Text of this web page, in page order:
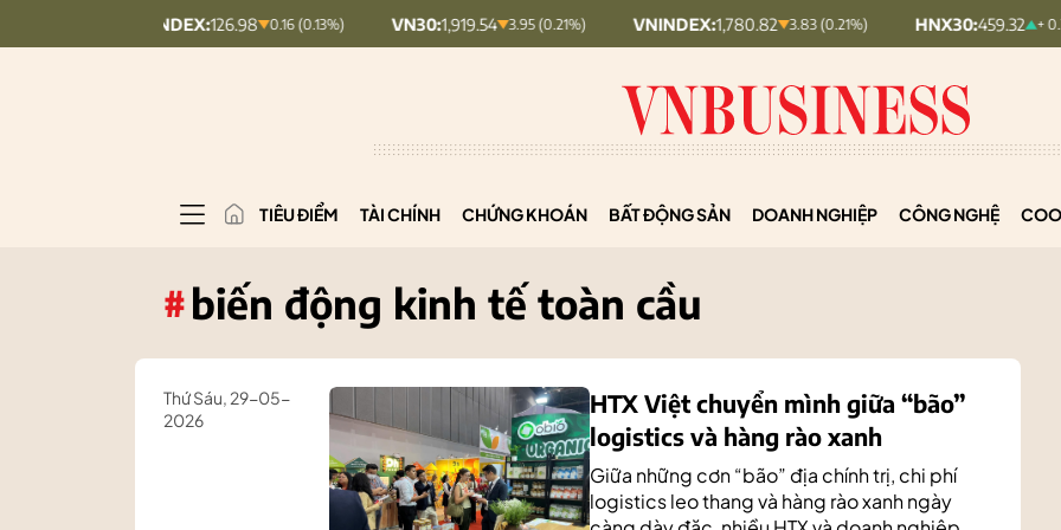
0.16 (0.13%) VN30:1,919.54 3.95 (0.21%) VNINDEX: 1,780.82 3.83 (0.21%) HNX30: 459.32 + 0.26 (+0.06%)
TIÊU ĐIỂM TÀI CHÍNH CHỨNG KHOÁN BẤT ĐỘNG SẢN DOANH NGHIỆP CÔNG NGHỆ
#biến động kinh tế toàn cầu
Thứ Sáu, 29-05-
2026
HTX Việt chuyển mình giữa “bão”
logistics và hàng rào xanh
Giữa những cơn “bão” địa chính trị, chi phí
logistics leo thang và hàng rào xanh ngày